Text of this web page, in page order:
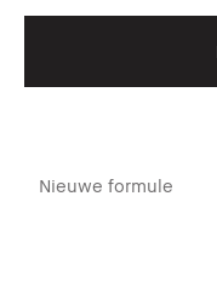
Nieuwe formule